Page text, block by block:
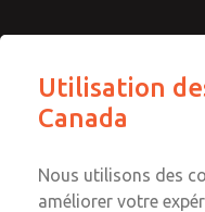
+1
Utilisation
Canada
Nous utilisons des
améliorer votre